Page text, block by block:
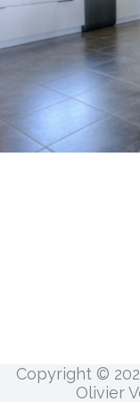
Copyright ©
Olivier